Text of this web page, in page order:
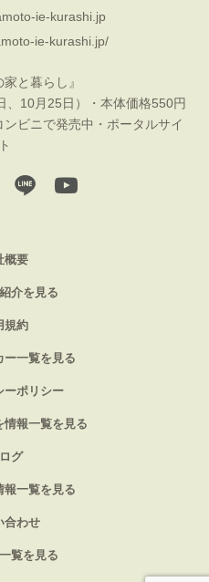
ie-kurashi.jp
ie-kurashi.jp/
家と暮らし』
、10月25日）・本体価格550円
ビニで発売中・ポータルサイ
ト
概要
介を見る
規約
ー一覧を見る
ーポリシー
情報一覧を見る
グ
報一覧を見る
合わせ
覧を見る